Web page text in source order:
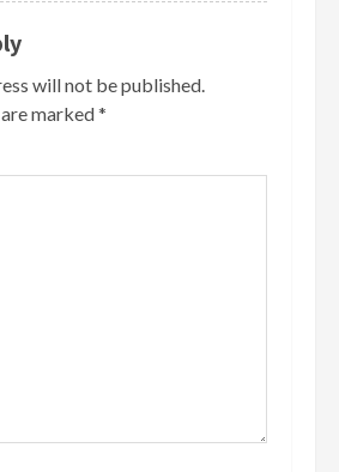
will not be published.
marked*